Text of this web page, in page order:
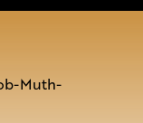
Muth-